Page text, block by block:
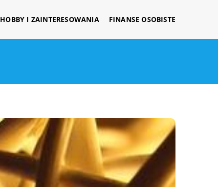
HOBBY I ZAINTERESOWANIA FINANSE OSOBISTE